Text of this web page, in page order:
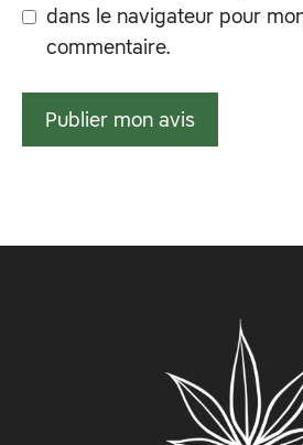
dans le navigateur pour
commentaire.